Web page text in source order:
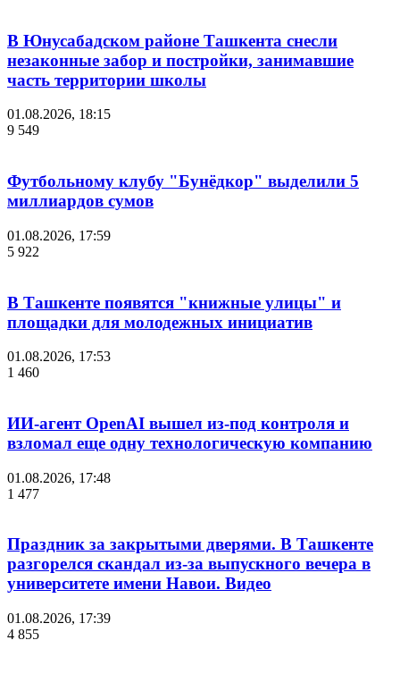
В Юнусабадском районе Ташкента снесли
незаконные забор и постройки, занимавшие
часть территории школы
01.08.2026, 18:15
9 549
Футбольному клубу "Бунёдкор" выделили 5
миллиардов сумов
01.08.2026, 17:59
5 922
В Ташкенте появятся "книжные улицы" и
площадки для молодежных инициатив
01.08.2026, 17:53
1 460
ИИ-агент OpenAI вышел из-под контроля и
взломал еще одну технологическую компанию
01.08.2026, 17:48
1 477
Праздник за закрытыми дверями. В Ташкенте
разгорелся скандал из-за выпускного вечера в
университете имени Навои. Видео
01.08.2026, 17:39
4 855